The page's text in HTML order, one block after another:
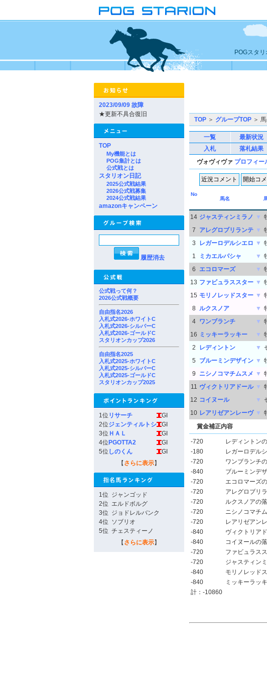
POGスタ
2023/09/09 故障
★更新不具合復旧
TOP
My機能とは
POG集計とは
公式戦とは
スタリオン日記
2025公式戦結果
2026公式戦募集
2024公式戦結果
amazonキャンペーン
履歴消去
公式戦って何？
2026公式戦概要
自由指名2026
入札式2026-ホワイトC
入札式2026-シルバーC
入札式2026-ゴールドC
スタリオンカップ2026
自由指名2025
入札式2025-ホワイトC
入札式2025-シルバーC
入札式2025-ゴールドC
スタリオンカップ2025
1位 リサーチ
GI
2位ジェンティルトシ
GI
3位 ＨＡＬ
GI
4位 PGOTTA2
GI
5位 しのくん
GI
【 さらに表示】
1位 ジャンゴッド
2位 エルドボルグ
3位 ジョドレルバンク
4位 ソブリオ
5位 チェスティーノ
【 さらに表示】
TOP ＞ グループTOP ＞
一覧 最新状況
入札
落札結果
ヴォヴィヴァ プロフィー
No
馬名
14 ジャスティンミラノ ▼
7 アレグロブリランテ ▼
3 レガーロデルシエロ ▼
1 ミカエルパシャ ▼
6 エコロマーズ ▼
13 ファビュラススター ▼
15 モリノレッドスター ▼
8 ルクスノア ▼
4 ワンブランチ ▼
16 ミッキーラッキー ▼
2 レディントン ▼
5 ブルーミンデザイン ▼
9 ニシノコマチムスメ ▼
11 ヴィクトリアドール ▼
12 コイヌール ▼
10 レアリゼアンレーヴ ▼
賞金補正内容
-720
レディントン
-180
レガーロデル
-720
ワンブランチ
-840
ブルーミンデ
-720
エコロマーズ
-720
アレグロブリ
-720
ルクスノアの
-720
ニシノコマチ
-720
レアリゼアン
-840
ヴィクトリア
-840
コイヌールの
-720
ファビュラス
-720
ジャスティン
-840
モリノレッド
-840
ミッキーラッ
計：-10860